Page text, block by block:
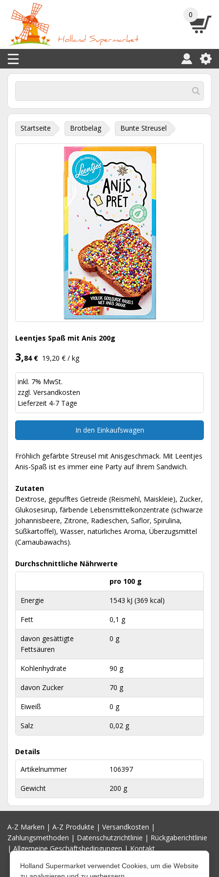
0
Startseite Brotbelag Bunte Streusel
Leentjes Spaß mit Anis 200g
3,84 € 19,20 € / kg
inkl. 7% MwSt.
zzgl. Versandkosten
Lieferzeit 4-7 Tage
In den Einkaufswagen
Fröhlich gefärbte Streusel mit Anisgeschmack. Mit Leentjes
Anis-Spaß ist es immer eine Party auf Ihrem Sandwich.
Zutaten
Dextrose, gepufftes Getreide (Reismehl, Maiskleie), Zucker,
Glukosesirup, färbende Lebensmittelkonzentrate (schwarze
Johannisbeere, Zitrone, Radieschen, Saflor, Spirulina,
Süßkartoffel), Wasser, natürliches Aroma, Überzugsmittel
(Carnaubawachs).
Durchschnittliche Nährwerte
pro 100 g
Energie 1543 kJ (369 kcal)
Fett 0,1 g
davon gesättigte
Fettsäuren
0 g
Kohlenhydrate 90 g
davon Zucker 70 g
Eiweiß 0 g
Salz 0,02 g
Details
Artikelnummer
106397
Gewicht 200 g
A-Z Marken | A-Z Produkte | Versandkosten |
Zahlungsmethoden | Datenschutzrichtlinie | Rückgaberichtlinie
|Allgemeine Geschäftsbedingungen|Kontakt
Holland Supermarket verwendet Cookies, um die Website